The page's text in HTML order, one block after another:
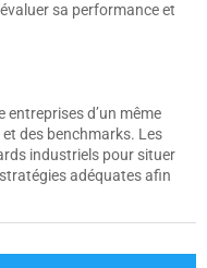
sa performance et
entreprises d’un même
des benchmarks. Les
industriels pour situer
adéquates afin